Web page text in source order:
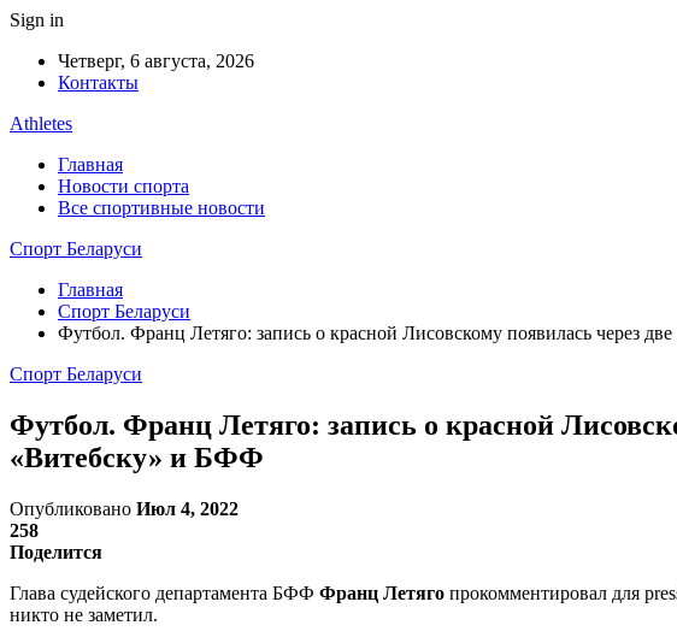
Sign in
Четверг, 6 августа, 2026
Контакты
Athletes
Главная
Новости спорта
Все спортивные новости
Спорт Беларуси
Главная
Спорт Беларуси
Футбол. Франц Летяго: запись о красной Лисовскому появилась через
Спорт Беларуси
Футбол. Франц Летяго: запись о красной
«Витебску» и БФФ
Опубликовано Июл 4, 2022
258
Поделится
Глава судейского департамента БФФ Франц Летяго прокомментировал для
никто не заметил.